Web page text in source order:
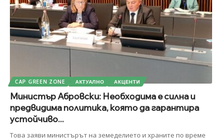
CAP GREEN ZONE АКТУАЛНО АКЦЕНТИ
Министър Абровски: Необходима е силна и
предвидима политика, която да гарантира
устойчиво...
Това заяви министърът на земеделието и храните по време